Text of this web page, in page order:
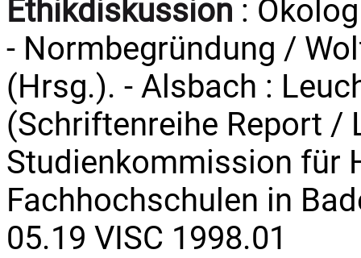
Ethikdiskussion :
- Normbegründung /
(Hrsg.). - Alsbach :
(Schriftenreihe Report /
Studienkommission für
Fachhochschulen in
05.19 VISC 1998.01